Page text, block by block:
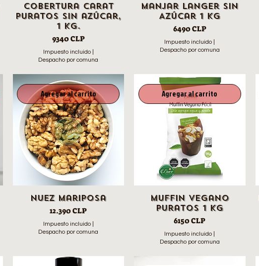
Cobertura Carat
Puratos sin azúcar,
1 Kg.
Precio
9340 CLP
Impuesto incluido|
Despacho por comuna
Manjar Langer sin
Azúcar 1 kg
Precio
6490 CLP
Impuesto incluido
Despacho por comuna
Agregar al carrito
Nuez Mariposa
Precio
12.390 CLP
Impuesto incluido|
Despacho por comuna
Agregar al carrito
Muffin Vegano
Puratos 1 Kg
Precio
6150 CLP
Impuesto incluido
Despacho por comuna